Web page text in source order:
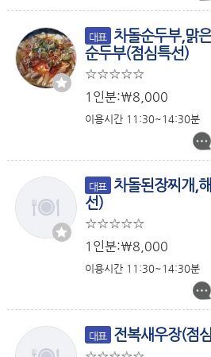
대표
차돌순두부,맑
순두부(점심특선)
1인분:￦8,000
이용시간 11:30~14:30분
대표
차돌된장찌개,
선)
1인분:￦8,000
이용시간 11:30~14:30분
대표 전복새우장(점